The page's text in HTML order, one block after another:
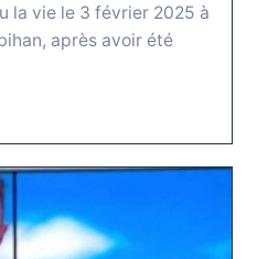
la vie le 3 février 2025 à
après avoir été